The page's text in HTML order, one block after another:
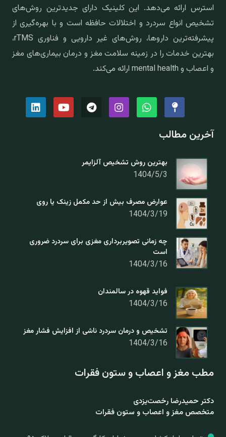
استرس ارائه می‌دهد. این کلینیک دارای جدیدترین روش‌های
تشخیص انواع سردرد و اختلالات حافظه است و با بهره‌گیری از
پیشرفته‌ترین داروها، روش‌های غیر دارویی و فناوری rTMS،
بهترین خدمات را در زمینه سلامت مغز و درمان بیماری‌های مغز
و اعصاب و mental health ارائه می‌کند.
آخرین مطالب
بهترین روش تشخیص آلزایمر
1404/5/3
عوارض مصرف بیش از حد مکمل زینک یا روی
1404/3/19
چه زمانی تصویربرداری مغزی برای سردرد ضروری
است
1404/3/16
فواید قهوه در سالمندان
1404/3/16
تشخیص و درمان سردرد ناشی از افزایش فشار مغز
1404/3/16
مطب مغز و اعصاب و ستون فقرات
دکتر حمیدرضا رخصت‌یزدی
متخصص مغز و اعصاب و ستون فقرات